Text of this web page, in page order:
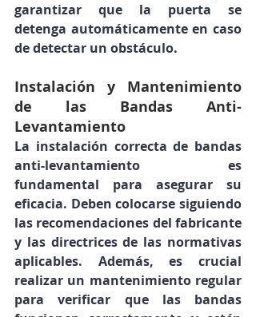
garantizar que la puerta se
detenga automáticamente en caso
de detectar un obstáculo.
Instalación y Mantenimiento
de las Bandas Anti-
Levantamiento
La instalación correcta de bandas
anti-levantamiento es
fundamental para asegurar su
eficacia. Deben colocarse siguiendo
las recomendaciones del fabricante
y las directrices de las normativas
aplicables. Además, es crucial
realizar un mantenimiento regular
para verificar que las bandas